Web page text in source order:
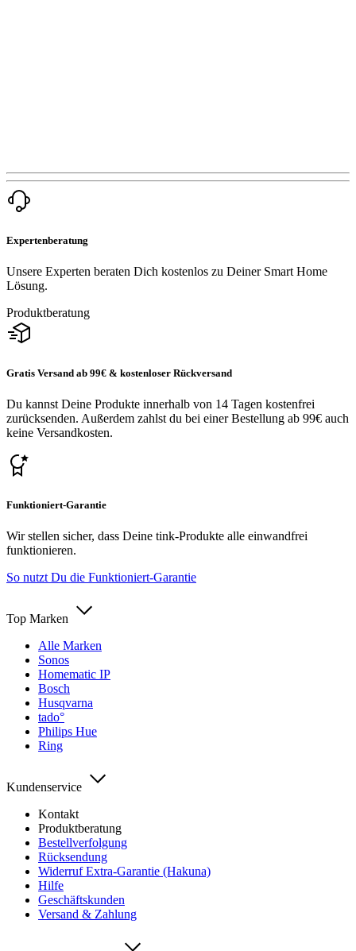
Expertenberatung
Unsere Experten beraten Dich kostenlos zu Deiner Smart Home
Lösung.
Produktberatung
Gratis Versand ab 99€ & kostenloser Rückversand
Du kannst Deine Produkte innerhalb von 14 Tagen kostenfrei
zurücksenden. Außerdem zahlst du bei einer Bestellung ab 99€ auch
keine Versandkosten.
Funktioniert-Garantie
Wir stellen sicher, dass Deine tink-Produkte alle einwandfrei
funktionieren.
So nutzt Du die Funktioniert-Garantie
Top Marken
Alle Marken
Sonos
Homematic IP
Bosch
Husqvarna
tado°
Philips Hue
Ring
Kundenservice
Kontakt
Produktberatung
Bestellverfolgung
Rücksendung
Widerruf Extra-Garantie (Hakuna)
Hilfe
Geschäftskunden
Versand & Zahlung